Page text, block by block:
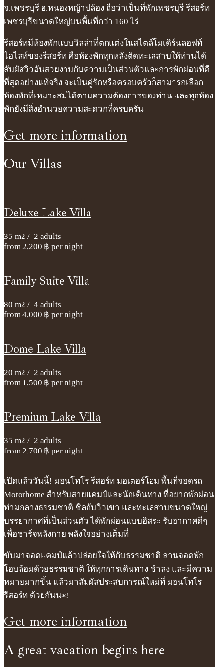
จ.เพชรบุรี อ.หนองหญ้าปล้อง ถือว่าเป็นที่พักเพชรบุรี รีสอร์ท
เพชรบุรีขนาดใหญ่บนพื้นที่กว่า 160 ไร่
รีสอร์ทมีห้องพักแบบวิลล่าที่ตกแต่งในสไตล์โมเดิร์นลอฟท์
ไฮไลท์ของรีสอร์ท คือห้องพักทุกหลังติดทะเลสาบให้ท่านได้
สัมผัสวิวอันสวยงามกับความเป็นส่วนตัวและการพักผ่อนที่ดี
ที่สุดอย่างแท้จริง จะเป็นคู่รักหรือครอบครัวก็สามารถเลือก
ห้องพักที่เหมาะสมได้ตามความต้องการของท่าน และทุกห้อง
พักยังมีสิ่งอำนวยความสะดวกที่ครบครัน
Get more information
Our Villas
Deluxe Lake Villa
35 m2 / 2 adults
from 2,200 ฿ per night
Family Suite Villa
80 m2 / 4 adults
from 4,000 ฿ per night
Dome Lake Villa
20 m2 / 2 adults
from 1,500 ฿ per night
Premium Lake Villa
35 m2 / 2 adults
from 2,700 ฿ per night
เปิดแล้ววันนี้! มอนโทโร รีสอร์ท มอเตอร์โฮม พื้นที่จอดรถ
Motorhome สำหรับสายแคมป์และนักเดินทาง ที่อยากพักผ่อน
ท่ามกลางธรรมชาติ ชิลกับวิวเขา และทะเลสาบขนาดใหญ่
บรรยากาศที่เป็นส่วนตัว ได้พักผ่อนแบบอิสระ รับอากาศดีๆ
เพื่อชาร์จพลังกาย พลังใจอย่างเต็มที่
ขับมาจอดแคมป์แล้วปล่อยใจให้กับธรรมชาติ ลานจอดพัก
โอบล้อมด้วยธรรมชาติ ให้ทุกการเดินทาง ช้าลง และมีความ
หมายมากขึ้น แล้วมาสัมผัสประสบการณ์ใหม่ที่ มอนโทโร
รีสอร์ท ด้วยกันนะ!
Get more information
A great vacation begins here